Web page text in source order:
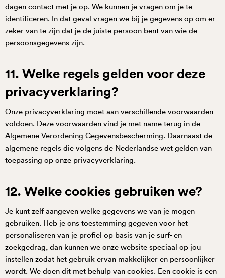
dagen contact met je op. We kunnen je vragen om je te
identificeren. In dat geval vragen we bij je gegevens op om er
zeker van te zijn dat je de juiste persoon bent van wie de
persoonsgegevens zijn.
11. Welke regels gelden voor deze
privacyverklaring?
Onze privacyverklaring moet aan verschillende voorwaarden
voldoen. Deze voorwaarden vind je met name terug in de
Algemene Verordening Gegevensbescherming. Daarnaast de
algemene regels die volgens de Nederlandse wet gelden van
toepassing op onze privacyverklaring.
12. Welke cookies gebruiken we?
Je kunt zelf aangeven welke gegevens we van je mogen
gebruiken. Heb je ons toestemming gegeven voor het
personaliseren van je profiel op basis van je surf- en
zoekgedrag, dan kunnen we onze website speciaal op jou
instellen zodat het gebruik ervan makkelijker en persoonlijker
wordt. We doen dit met behulp van cookies. Een cookie is een